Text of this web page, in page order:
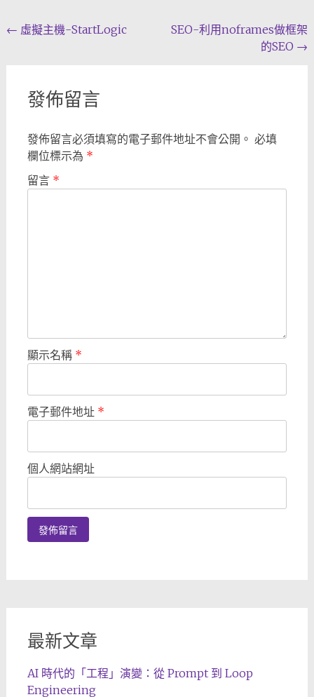
Post
← 虛擬主機-StartLogic
SEO-利用noframes做框架
的SEO →
發佈留言
發佈留言必須填寫的電子郵件地址不會公開。 必填
欄位標示為 *
留言 *
顯示名稱 *
電子郵件地址 *
個人網站網址
最新文章
AI 時代的「工程」演變：從 Prompt 到 Loop
Engineering